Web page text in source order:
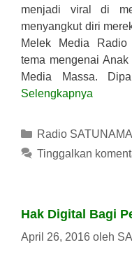
menjadi viral di
menyangkut diri
Melek Media Radio
tema mengenai
Media Massa.
Selengkapnya
Kategori
Radio SATUNAMA
Tinggalkan
Hak Digital Bagi
April 26, 2016 oleh